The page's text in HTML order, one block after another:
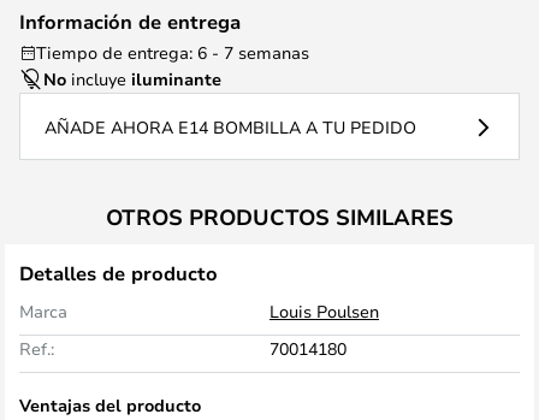
Información de entrega
Tiempo de entrega: 6 - 7 semanas
No incluye iluminante
AÑADE AHORA E14 BOMBILLA A TU PEDIDO
OTROS PRODUCTOS SIMILARES
Detalles de producto
Marca
Louis Poulsen
Ref.:
70014180
Ventajas del producto